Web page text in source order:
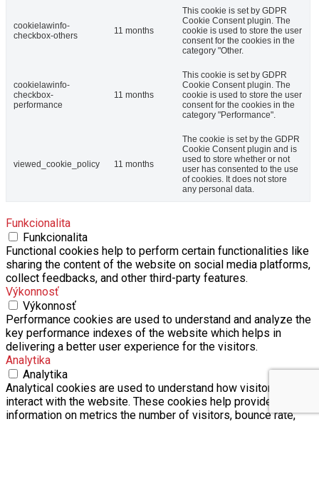
cookielawinfo-
checkbox-others
11 months
This cookie is set by GDPR
Cookie Consent plugin. The
cookie is used to store the user
consent for the cookies in the
category "Other.
cookielawinfo-
checkbox-
performance
11 months
This cookie is set by GDPR
Cookie Consent plugin. The
cookie is used to store the user
consent for the cookies in the
category "Performance".
viewed_cookie_policy 11 months
The cookie is set by the GDPR
Cookie Consent plugin and is
used to store whether or not
user has consented to the use
of cookies. It does not store
any personal data.
Funkcionalita
Funkcionalita
Functional cookies help to perform certain functionalities like
sharing the content of the website on social media platforms,
collect feedbacks, and other third-party features.
Výkonnosť
Výkonnosť
Performance cookies are used to understand and analyze the
key performance indexes of the website which helps in
delivering a better user experience for the visitors.
Analytika
Analytika
Analytical cookies are used to understand how visitors
interact with the website. These cookies help provide
information on metrics the number of visitors, bounce rate,